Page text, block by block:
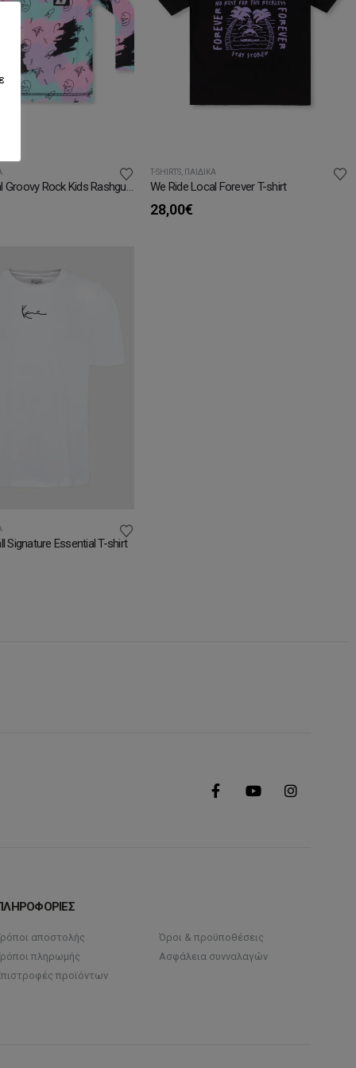
T-SHIRTS ΠΑΙΔΙΚΆ
We Ride Local Forever T-shirt
28,00€
Signature Essential T-shirt
αποστολής
πληρωμής
προϊόντων
Όροι & προϋποθέσεις
Ασφάλεια συνναλαγών